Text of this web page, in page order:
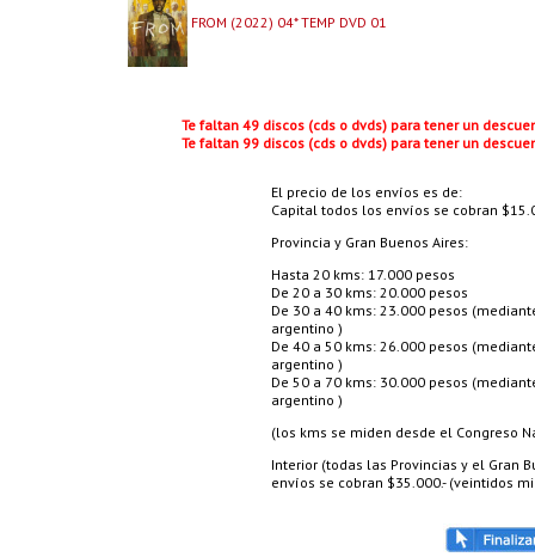
FROM (2022) 04* TEMP DVD 01
Te faltan 49 discos (cds o dvds) para tener un
Te faltan 99 discos (cds o dvds) para tener un
El precio de los envíos es de:
Capital todos los envíos se cobran
Provincia y Gran Buenos Aires:
Hasta 20 kms: 17.000 pesos
De 20 a 30 kms: 20.000 pesos
De 30 a 40 kms: 23.000 pesos
argentino )
De 40 a 50 kms: 26.000 pesos
argentino )
De 50 a 70 kms: 30.000 pesos
argentino )
(los kms se miden desde el Congreso
Interior (todas las Provincias y el Gran
envíos se cobran $35.000.- (veintidos